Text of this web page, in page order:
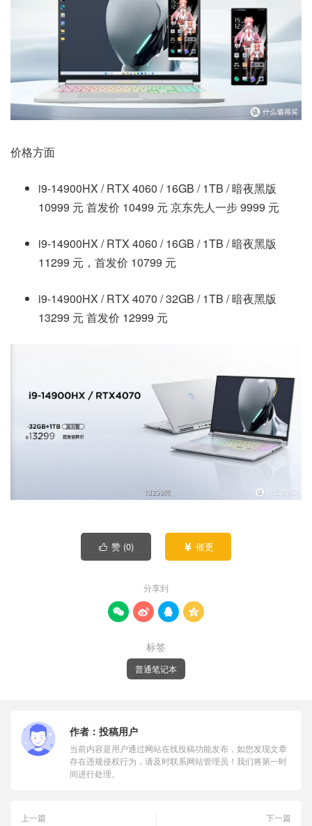
价格方面
i9-14900HX / RTX 4060 / 16GB / 1TB / 暗夜黑版
10999 元 首发价 10499 元 京东先人一步 9999 元
i9-14900HX / RTX 4060 / 16GB / 1TB / 暗夜黑版
11299 元，首发价 10799 元
i9-14900HX / RTX 4070 / 32GB / 1TB / 暗夜黑版
13299 元 首发价 12999 元
 赞 (0)  催更
分享到
   
标签
普通笔记本
作者： 投稿用户
当前内容是用户通过网站在线投稿功能发布，如您发现文章
存在违规侵权行为，请及时联系网站管理员！我们将第一时
间进行处理。
上一篇
下一篇